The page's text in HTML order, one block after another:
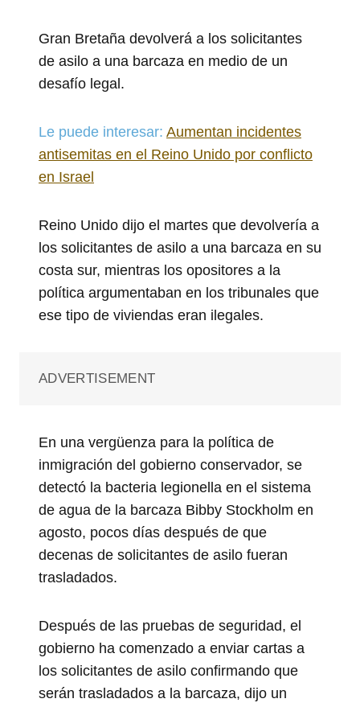
Gran Bretaña devolverá a los solicitantes
de asilo a una barcaza en medio de un
desafío legal.
Le puede interesar: Aumentan incidentes
antisemitas en el Reino Unido por conflicto
en Israel
Reino Unido dijo el martes que devolvería a
los solicitantes de asilo a una barcaza en su
costa sur, mientras los opositores a la
política argumentaban en los tribunales que
ese tipo de viviendas eran ilegales.
ADVERTISEMENT
En una vergüenza para la política de
inmigración del gobierno conservador, se
detectó la bacteria legionella en el sistema
de agua de la barcaza Bibby Stockholm en
agosto, pocos días después de que
decenas de solicitantes de asilo fueran
trasladados.
Después de las pruebas de seguridad, el
gobierno ha comenzado a enviar cartas a
los solicitantes de asilo confirmando que
serán trasladados a la barcaza, dijo un